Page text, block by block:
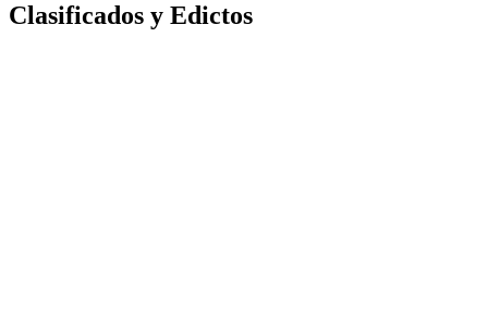
Clasificados y Edictos